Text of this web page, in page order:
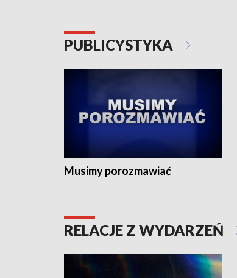
PUBLICYSTYKA
Musimy porozmawiać
RELACJE Z WYDARZEŃ